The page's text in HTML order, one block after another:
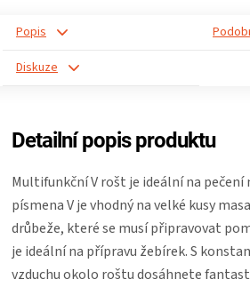
HAVAJSKÉ
DÁRKOVÉ
POUKAZY
Popis
Diskuze
Detailní popis produktu
Multifunkční V rošt je ideální na pečení
písmena V je vhodný na velké kusy
drůbeže, které se musí připravovat
je ideální na přípravu žebírek. S
vzduchu okolo roštu dosáhnete